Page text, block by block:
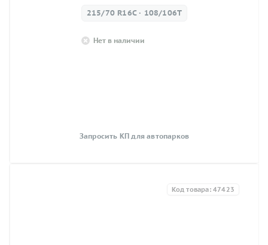
215/70 R16C · 108/106T
Нет в наличии
Запросить КП для автопарков
Код товара: 47423